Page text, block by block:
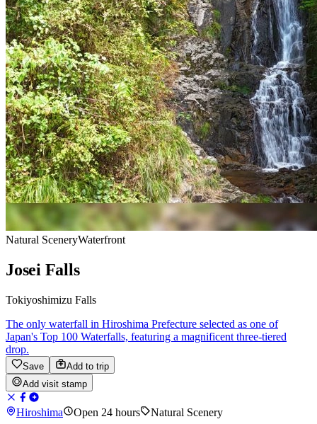
Natural SceneryWaterfront
Josei Falls
Tokiyoshimizu Falls
The only waterfall in Hiroshima Prefecture selected as one of
Japan's Top 100 Waterfalls, featuring a magnificent three-tiered
drop.
Save
Add to trip
Add visit stamp
Hiroshima Open 24 hours Natural Scenery